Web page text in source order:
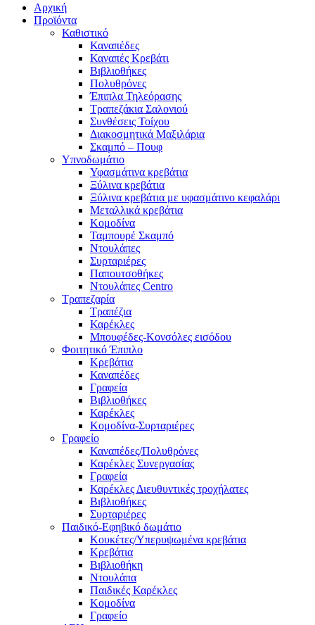
Αρχική
Προϊόντα
Καθιστικό
Καναπέδες
Καναπές Κρεβάτι
Βιβλιοθήκες
Πολυθρόνες
Έπιπλα Τηλεόρασης
Τραπεζάκια Σαλονιού
Συνθέσεις Τοίχου
Διακοσμητικά Μαξιλάρια
Σκαμπό – Πουφ
Υπνοδωμάτιο
Υφασμάτινα κρεβάτια
Ξύλινα κρεβάτια
Ξύλινα κρεβάτια με υφασμάτινο κεφαλάρι
Mεταλλικά κρεβάτια
Κομοδίνα
Ταμπουρέ Σκαμπό
Ντουλάπες
Συρταριέρες
Παπουτσοθήκες
Ντουλάπες Centro
Τραπεζαρία
Τραπέζια
Καρέκλες
Μπουφέδες-Κονσόλες εισόδου
Φοιτητικό Έπιπλο
Κρεβάτια
Καναπέδες
Γραφεία
Βιβλιοθήκες
Καρέκλες
Κομοδίνα-Συρταριέρες
Γραφείο
Καναπέδες/Πολυθρὀνες
Καρέκλες Συνεργασίας
Γραφεία
Καρέκλες Διευθυντικές τροχήλατες
Βιβλιοθήκες
Συρταριέρες
Παιδικό-Εφηβικό δωμάτιο
Κουκέτες/Υπερυψωμένα κρεβάτια
Κρεβάτια
Βιβλιοθήκη
Ντουλάπα
Παιδικές Καρέκλες
Κομοδίνα
Γραφείο